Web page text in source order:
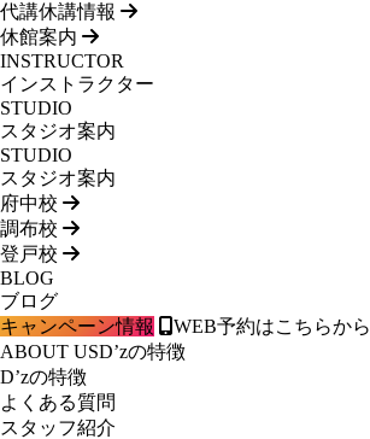
代講休講情報
休館案内
INSTRUCTOR
インストラクター
STUDIO
スタジオ案内
STUDIO
スタジオ案内
府中校
調布校
登戸校
BLOG
ブログ
キャンペーン情報
WEB予約はこちらから
ABOUT USD’zの特徴
D’zの特徴
よくある質問
スタッフ紹介